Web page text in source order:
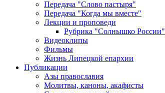
Передача "Слово пастыря"
Передача "Когда мы вместе"
Лекции и проповеди
Рубрика "Солнышко России"
Видеоклипы
Фильмы
Жизнь Липецкой епархии
Публикации
Азы православия
Молитвы, каноны, акафисты